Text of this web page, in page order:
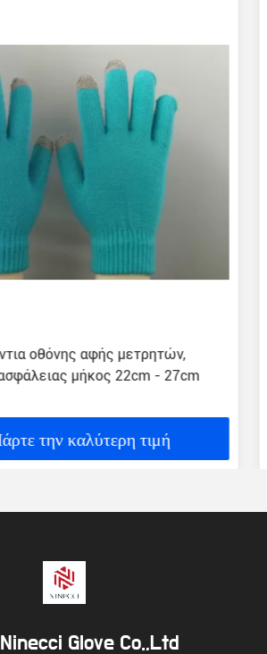
οθόνης αφής μετρητών,
μήκος 22cm - 27cm
την καλύτερη τιμή
Glove Co.,Ltd